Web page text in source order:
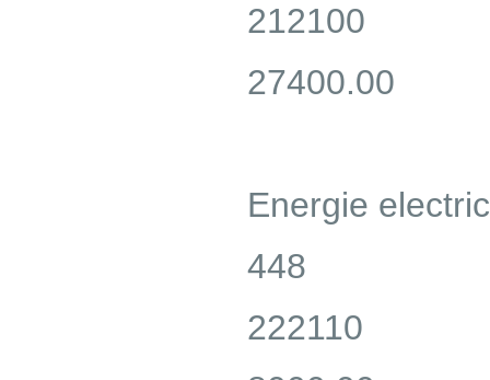
212100
27400.00
Energie
448
222110